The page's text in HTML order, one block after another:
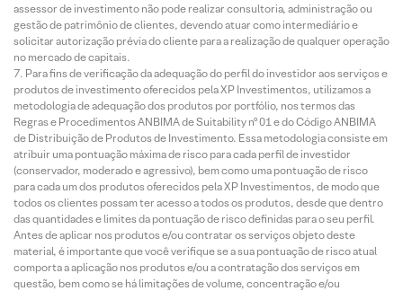
assessor de investimento não pode realizar consultoria, administração ou
gestão de patrimônio de clientes, devendo atuar como intermediário e
solicitar autorização prévia do cliente para a realização de qualquer operação
no mercado de capitais.
Para fins de verificação da adequação do perfil do investidor aos serviços e
produtos de investimento oferecidos pela XP Investimentos, utilizamos a
metodologia de adequação dos produtos por portfólio, nos termos das
Regras e Procedimentos ANBIMA de Suitability nº 01 e do Código ANBIMA
de Distribuição de Produtos de Investimento. Essa metodologia consiste em
atribuir uma pontuação máxima de risco para cada perfil de investidor
(conservador, moderado e agressivo), bem como uma pontuação de risco
para cada um dos produtos oferecidos pela XP Investimentos, de modo que
todos os clientes possam ter acesso a todos os produtos, desde que dentro
das quantidades e limites da pontuação de risco definidas para o seu perfil.
Antes de aplicar nos produtos e/ou contratar os serviços objeto deste
material, é importante que você verifique se a sua pontuação de risco atual
comporta a aplicação nos produtos e/ou a contratação dos serviços em
questão, bem como se há limitações de volume, concentração e/ou